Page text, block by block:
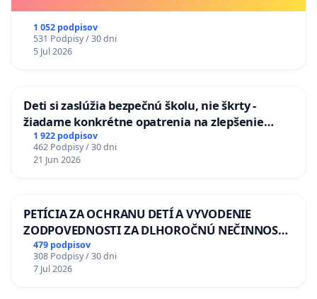
1 052 podpisov
531 Podpisy / 30 dni
5 Jul 2026
Deti si zaslúžia bezpečnú školu, nie škrty -
žiadame konkrétne opatrenia na zlepšenie
situácie v školstve
1 922 podpisov
462 Podpisy / 30 dni
21 Jun 2026
PETÍCIA ZA OCHRANU DETÍ A VYVODENIE
ZODPOVEDNOSTI ZA DLHOROČNÚ NEČINNOSŤ
A ZLYHANIE ŠTÁTU
479 podpisov
308 Podpisy / 30 dni
7 Jul 2026